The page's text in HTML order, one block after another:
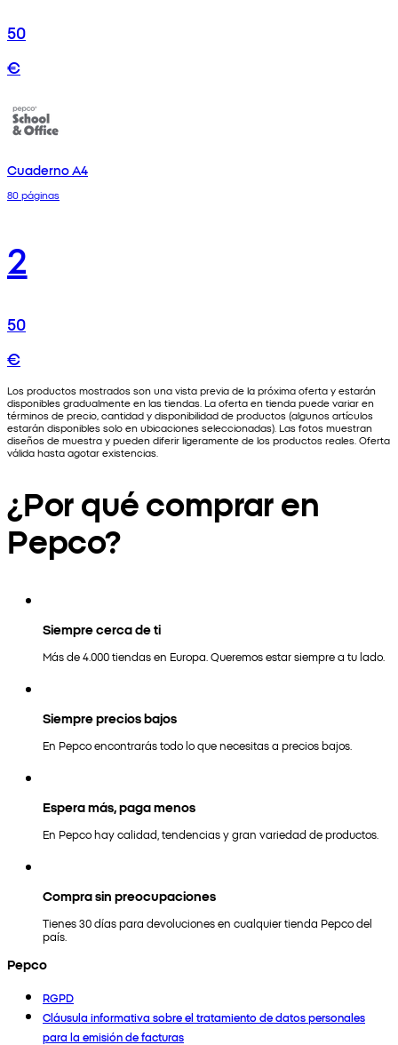
50
€
Cuaderno A4
80 páginas
2
50
€
Los productos mostrados son una vista previa de la próxima oferta y estarán
disponibles gradualmente en las tiendas. La oferta en tienda puede variar en
términos de precio, cantidad y disponibilidad de productos (algunos artículos
estarán disponibles solo en ubicaciones seleccionadas). Las fotos muestran
diseños de muestra y pueden diferir ligeramente de los productos reales. Oferta
válida hasta agotar existencias.
¿Por qué comprar en
Pepco?
Siempre cerca de ti
Más de 4.000 tiendas en Europa. Queremos estar siempre a tu lado.
Siempre precios bajos
En Pepco encontrarás todo lo que necesitas a precios bajos.
Espera más, paga menos
En Pepco hay calidad, tendencias y gran variedad de productos.
Compra sin preocupaciones
Tienes 30 días para devoluciones en cualquier tienda Pepco del
país.
Pepco
RGPD
Cláusula informativa sobre el tratamiento de datos personales
para la emisión de facturas